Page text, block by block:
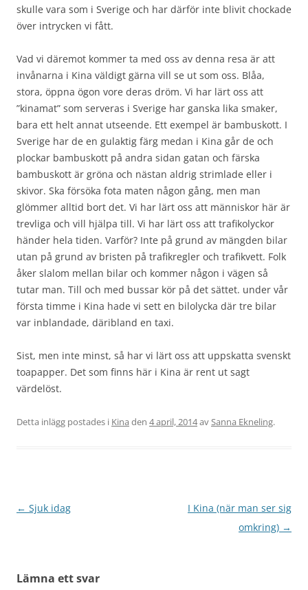
skulle vara som i Sverige och har därför inte blivit chockade
över intrycken vi fått.
Vad vi däremot kommer ta med oss av denna resa är att
invånarna i Kina väldigt gärna vill se ut som oss. Blåa,
stora, öppna ögon vore deras dröm. Vi har lärt oss att
”kinamat” som serveras i Sverige har ganska lika smaker,
bara ett helt annat utseende. Ett exempel är bambuskott. I
Sverige har de en gulaktig färg medan i Kina går de och
plockar bambuskott på andra sidan gatan och färska
bambuskott är gröna och nästan aldrig strimlade eller i
skivor. Ska försöka fota maten någon gång, men man
glömmer alltid bort det. Vi har lärt oss att människor här är
trevliga och vill hjälpa till. Vi har lärt oss att trafikolyckor
händer hela tiden. Varför? Inte på grund av mängden bilar
utan på grund av bristen på trafikregler och trafikvett. Folk
åker slalom mellan bilar och kommer någon i vägen så
tutar man. Till och med bussar kör på det sättet. under vår
första timme i Kina hade vi sett en bilolycka där tre bilar
var inblandade, däribland en taxi.
Sist, men inte minst, så har vi lärt oss att uppskatta svenskt
toapapper. Det som finns här i Kina är rent ut sagt
värdelöst.
Detta inlägg postades i Kina den 4 april, 2014avSanna Ekneling.
Inläggsnavigering
← Sjuk idag
I Kina (när man ser sig
omkring) →
Lämna ett svar